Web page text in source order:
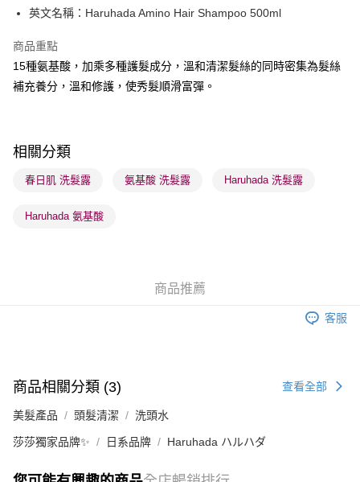
WeChat Pay
BoC Pay
送貨方式
每筆HK$65.00，滿HK$300.00或以上免運費
確認發貨後1-3 工作天送達，訂單將隨機分配至SF順豐速運或京東
(香港門市) 只顯示可選門市。確認發貨後2-5個工作天到店，3天內
取。逾期會取消訂單，並不會安排重寄
英文名稱：Haruhada Amino Hair Shampoo 500ml
商品重點
15種氨基酸，加乘多種護髮成分，溫和清潔髮絲的同時密集為髮絲
補充養分，溫和修護，使秀髮順滑富彈。
相關分類
春日肌 洗髮露 氨基酸 洗髮露 Haruhada 洗髮露
Haruhada 氨基酸
商品推薦
客服
商品相關分類 (3) 查看全部
美髮產品 頭髮清潔 洗頭水
莎莎獨家品牌✨ 日系品牌 Haruhada ハルハダ